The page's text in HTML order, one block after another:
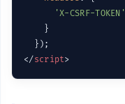
'X-CSRF-TOKEN'
    }
</script>